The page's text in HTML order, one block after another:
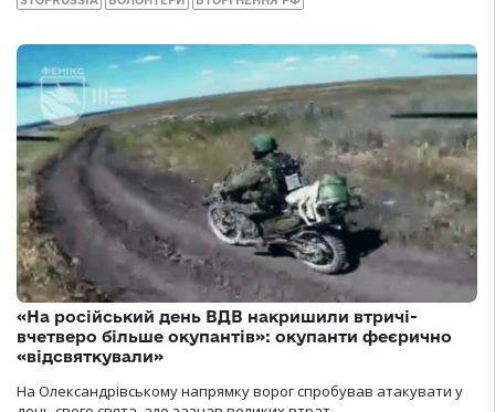
«На російський день ВДВ накришили втричі-
вчетверо більше окупантів»: окупанти феєрично
«відсвяткували»
На Олександрівському напрямку ворог спробував атакувати у